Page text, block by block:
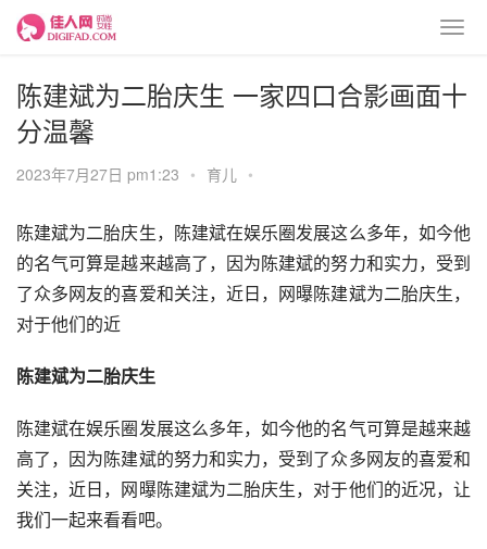
陈建斌为二胎庆生 一家四口合影画面十
分温馨
2023年7月27日 pm1:23 • 育儿 •
陈建斌为二胎庆生，陈建斌在娱乐圈发展这么多年，如今他
的名气可算是越来越高了，因为陈建斌的努力和实力，受到
了众多网友的喜爱和关注，近日，网曝陈建斌为二胎庆生，
对于他们的近
陈建斌为二胎庆生
陈建斌在娱乐圈发展这么多年，如今他的名气可算是越来越
高了，因为陈建斌的努力和实力，受到了众多网友的喜爱和
关注，近日，网曝陈建斌为二胎庆生，对于他们的近况，让
我们一起来看看吧。